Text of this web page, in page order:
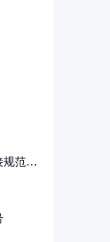
规范详